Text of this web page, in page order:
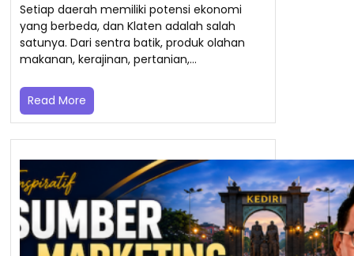
Setiap daerah memiliki potensi ekonomi
yang berbeda, dan Klaten adalah salah
satunya. Dari sentra batik, produk olahan
makanan, kerajinan, pertanian,…
Read More